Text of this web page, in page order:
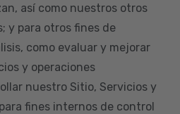
así como nuestros otros
y para otros fines de
como evaluar y mejorar
y operaciones
nuestro Sitio, Servicios y
fines internos de control